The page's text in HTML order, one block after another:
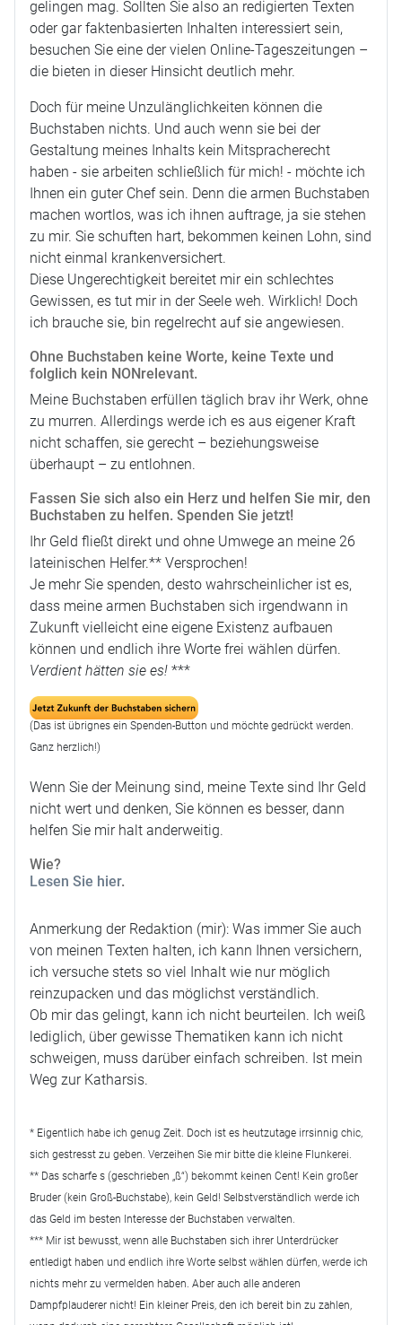
gelingen mag. Sollten Sie also an redigierten Texten
oder gar faktenbasierten Inhalten interessiert sein,
besuchen Sie eine der vielen Online-Tageszeitungen –
die bieten in dieser Hinsicht deutlich mehr.
Doch für meine Unzulänglichkeiten können die
Buchstaben nichts. Und auch wenn sie bei der
Gestaltung meines Inhalts kein Mitspracherecht
haben - sie arbeiten schließlich für mich! - möchte ich
Ihnen ein guter Chef sein. Denn die armen Buchstaben
machen wortlos, was ich ihnen auftrage, ja sie stehen
zu mir. Sie schuften hart, bekommen keinen Lohn, sind
nicht einmal krankenversichert.
Diese Ungerechtigkeit bereitet mir ein schlechtes
Gewissen, es tut mir in der Seele weh. Wirklich! Doch
ich brauche sie, bin regelrecht auf sie angewiesen.
Ohne Buchstaben keine Worte, keine Texte und
folglich kein NONrelevant.
Meine Buchstaben erfüllen täglich brav ihr Werk, ohne
zu murren. Allerdings werde ich es aus eigener Kraft
nicht schaffen, sie gerecht – beziehungsweise
überhaupt – zu entlohnen.
Fassen Sie sich also ein Herz und helfen Sie mir, den
Buchstaben zu helfen. Spenden Sie jetzt!
Ihr Geld fließt direkt und ohne Umwege an meine 26
lateinischen Helfer.** Versprochen!
Je mehr Sie spenden, desto wahrscheinlicher ist es,
dass meine armen Buchstaben sich irgendwann in
Zukunft vielleicht eine eigene Existenz aufbauen
können und endlich ihre Worte frei wählen dürfen.
Verdient hätten sie es! ***
(Das ist übrignes ein Spenden-Button und möchte gedrückt werden.
Ganz herzlich!)
Wenn Sie der Meinung sind, meine Texte sind Ihr Geld
nicht wert und denken, Sie können es besser, dann
helfen Sie mir halt anderweitig.
Wie?
Lesen Sie hier.
Anmerkung der Redaktion (mir): Was immer Sie auch
von meinen Texten halten, ich kann Ihnen versichern,
ich versuche stets so viel Inhalt wie nur möglich
reinzupacken und das möglichst verständlich.
Ob mir das gelingt, kann ich nicht beurteilen. Ich weiß
lediglich, über gewisse Thematiken kann ich nicht
schweigen, muss darüber einfach schreiben. Ist mein
Weg zur Katharsis.
* Eigentlich habe ich genug Zeit. Doch ist es heutzutage irrsinnig chic,
sich gestresst zu geben. Verzeihen Sie mir bitte die kleine Flunkerei.
** Das scharfe s (geschrieben „ß“) bekommt keinen Cent! Kein großer
Bruder (kein Groß-Buchstabe), kein Geld! Selbstverständlich werde ich
das Geld im besten Interesse der Buchstaben verwalten.
*** Mir ist bewusst, wenn alle Buchstaben sich ihrer Unterdrücker
entledigt haben und endlich ihre Worte selbst wählen dürfen, werde ich
nichts mehr zu vermelden haben. Aber auch alle anderen
Dampfplauderer nicht! Ein kleiner Preis, den ich bereit bin zu zahlen,